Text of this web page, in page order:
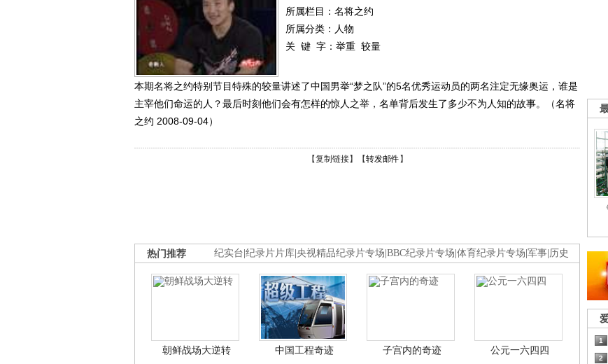
所属栏目： 名将之约
所属分类：人物
关 键 字： 举重 较量
本期名将之约特别节目特殊的较量讲述了中国男举“梦之队”的5名优秀运动员的两名注定无缘奥运，谁是
主宰他们命运的人？最后时刻他们会有怎样的惊人之举，名单背后发生了多少不为人知的故事。（名将
之约 2008-09-04）
【复制链接】【转发邮件 】
纪实台 纪录片片库 央视精品纪录片专场 BBC纪录片专场 体育纪录片专场 军事 历史
热门推荐
朝鲜战场大逆转 中国工程奇迹 子宫内的奇迹 公元一六四四
1
2